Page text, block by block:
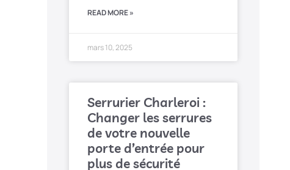
READ MORE »
mars 10, 2025
Serrurier Charleroi :
Changer les serrures
de votre nouvelle
porte d’entrée pour
plus de sécurité